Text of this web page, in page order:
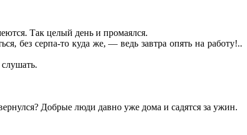
Так целый день и промаялся.
без серпа-то куда же, — ведь завтра опять на работу!..
Добрые люди давно уже дома и садятся за ужин.